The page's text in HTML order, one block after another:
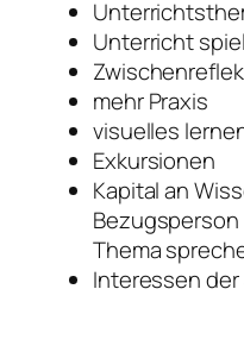
Unterricht
mehr Praxis
visuelles
Exkursionen
Kapital an
Bezugsperson
Thema
Interessen